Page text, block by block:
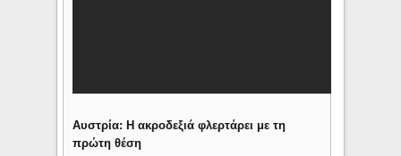
Αυστρία: Η ακροδεξιά φλερτάρει με τη
πρώτη θέση